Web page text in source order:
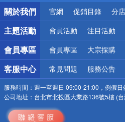
銀行優惠
偏遠地區配送
詐騙網頁！請小心！
關於我們
官網 促銷目錄 分
主題活動 會員活動 注目活動
會員專區 會員專區 大宗採購
客服中心 常見問題 服務公告
服務時間： 週一至週日 09:00-21:00，例假日
公司地址： 台北市北投區大業路136號5樓 (台